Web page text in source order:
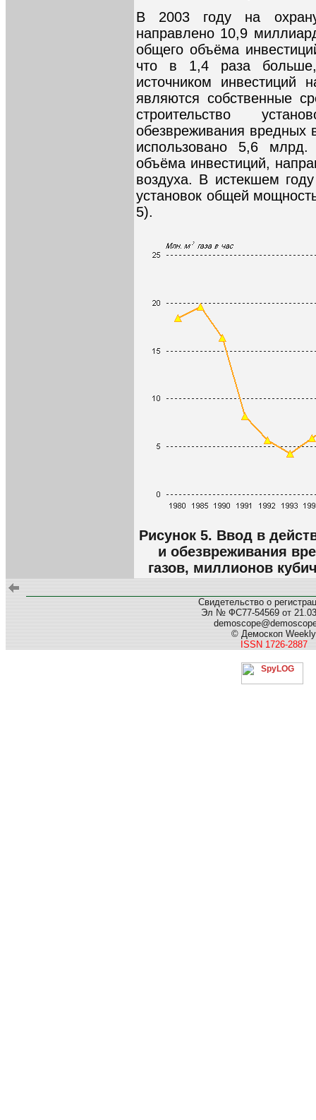
В 2003 году на
направлено 10,9
общего объёма
что в 1,4 раза
источником инвестиций
являются собственные
строительство
обезвреживания вредных
использовано 5,6
объёма инвестиций,
воздуха. В истекшем
установок общей
5).
Рисунок 5. Ввод в
и обезвреживания
газов, миллионов
Свидетельство о
Эл № ФС77-54569 от
© Демоскоп Weekly
ISSN 1726-2887